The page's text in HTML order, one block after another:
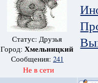
Статус: Друзья
Город:Хмельницкий
Сообщения: 241
Не в сети